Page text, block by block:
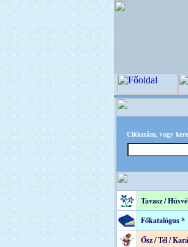
Cikkszám, vagy
Tavasz /
Főkatalógus *
Ősz / Tél /
- A Kreatív Világ Mestere!